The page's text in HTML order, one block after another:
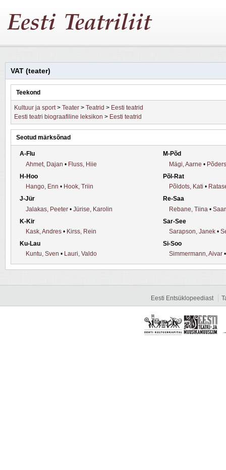
VAT (teater)
Teekond
Kultuur ja sport> Teater > Teatrid > Eesti teatrid
Eesti teatri biograafiline leksikon > Eesti teatrid
Seotud märksõnad
A-Flu
Ahmet, Dajan • Fluss, Hiie
H-Hoo
Hango, Enn • Hook, Triin
J-Jür
Jalakas, Peeter • Jürise, Karolin
K-Kir
Kask, Andres • Kirss, Rein
Ku-Lau
Kuntu, Sven • Lauri, Valdo
M-Põd
Mägi, Aarne •
Põl-Rat
Põldots, Kati •
Re-Saa
Rebane, Tiina •
Sar-See
Sarapson, Janek •
Si-Soo
Simmermann, Aivar
Eesti Entsüklopeediast